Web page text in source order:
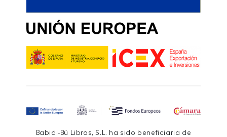
Babidi-Bú Libros, S.L. ha sido beneficiaria de